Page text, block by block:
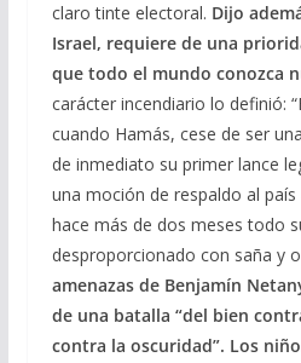
claro tinte electoral. Dijo
Israel, requiere de una
que todo el mundo conozca
carácter incendiario lo definió:
cuando Hamás, cese de ser
de inmediato su primer lance
una moción de respaldo al
hace más de dos meses todo
desproporcionado con saña y
amenazas de Benjamín
de una batalla “del bien
contra la oscuridad”. Los